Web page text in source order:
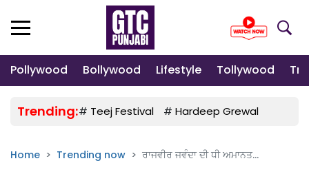
Pollywood Bollywood Lifestyle Tollywood
Trending:# Teej Festival # Hardeep Grewal
Home Trending now ਰਾਜਵੀਰ ਜਵੰਦਾ ਦੀ ਧੀ ਅਮਾਨਤ...